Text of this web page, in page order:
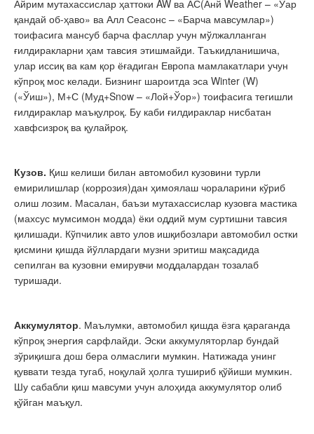
Айрим мутахассислар ҳаттоки AW ва АС(Анй Weather – «Ўар
қандай об-ҳаво» ва Алл Сеасонс – «Барча мавсумлар»)
тоифасига мансуб барча фасллар учун мўлжалланган
ғилдиракларни ҳам тавсия этишмайди. Таъкидланишича,
улар иссиқ ва кам қор ёғадиган Европа мамлакатлари учун
кўпроқ мос келади. Бизнинг шароитда эса Winter (W)
(«Ўиш»), М+С (Муд+Snow – «Лой+Ўор») тоифасига тегишли
ғилдираклар маъқулроқ. Бу каби ғилдираклар нисбатан
хавфсизроқ ва қулайроқ.
Кузов. Қиш келиши билан автомобил кузовини турли
емирилишлар (коррозия)дан ҳимоялаш чораларини кўриб
олиш лозим. Масалан, баъзи мутахассислар кузовга мастика
(махсус мумсимон модда) ёки оддий мум суртишни тавсия
қилишади. Кўпчилик авто улов ишқибозлари автомобил остки
қисмини қишда йўллардаги музни эритиш мақсадида
сепилган ва кузовни емирувчи моддалардан тозалаб
туришади.
Аккумулятор. Маълумки, автомобил қишда ёзга қараганда
кўпроқ энергия сарфлайди. Эски аккумуляторлар бундай
зўриқишга дош бера олмаслиги мумкин. Натижада унинг
қуввати тезда тугаб, ноқулай ҳолга тушириб қўйиши мумкин.
Шу сабабли қиш мавсуми учун алоҳида аккумулятор олиб
қўйган маъқул.